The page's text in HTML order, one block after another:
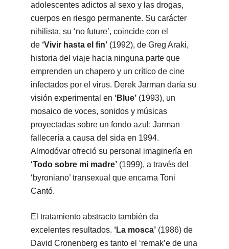
adolescentes adictos al sexo y las drogas,
cuerpos en riesgo permanente. Su carácter
nihilista, su ‘no future’, coincide con el
de ‘Vivir hasta el fin’(1992), de Greg Araki,
historia del viaje hacia ninguna parte que
emprenden un chapero y un crítico de cine
infectados por el virus. Derek Jarman daría su
visión experimental en ‘Blue’ (1993), un
mosaico de voces, sonidos y músicas
proyectadas sobre un fondo azul; Jarman
fallecería a causa del sida en 1994.
Almodóvar ofreció su personal imaginería en
‘Todo sobre mi madre’ (1999), a través del
‘byroniano’ transexual que encarna Toni
Cantó.
El tratamiento abstracto también da
excelentes resultados. ‘La mosca’(1986) de
David Cronenberg es tanto el ‘remak’e de una